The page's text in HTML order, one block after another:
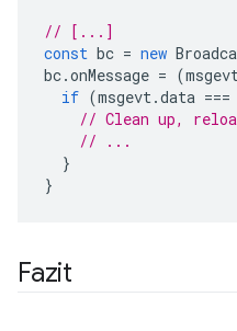
// [...]
const bc = new
bc.onMessage = (
if (msgevt.data ===
// Clean up,
// ...
}
}
Fazit